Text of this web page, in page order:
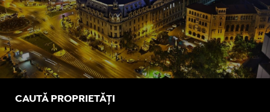
CAUTĂ PROPRIETĂȚI